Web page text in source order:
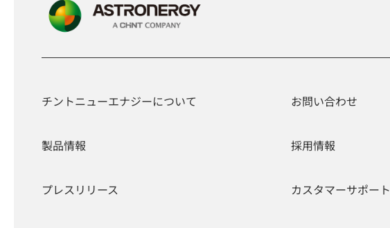
チントニューエナジーについて お問い合わせ
製品情報 採用情報
プレスリリース カスタマーサポート